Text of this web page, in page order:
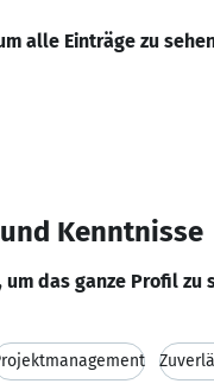
alle Einträge zu
Kenntnisse
um das ganze Profil zu